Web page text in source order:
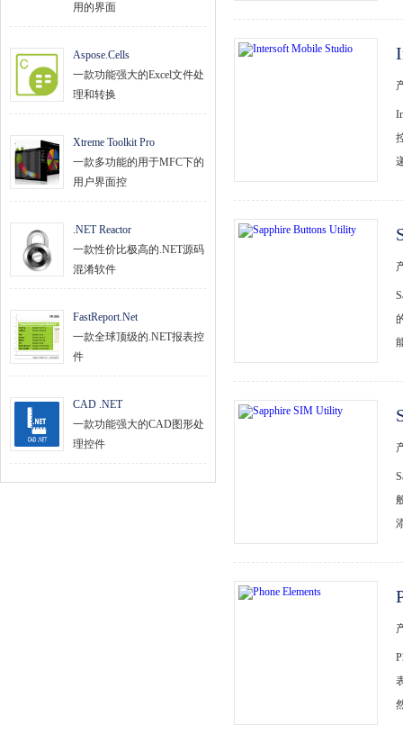
用的界面
Aspose.Cells
一款功能强大的Excel文件处
理和转换
Xtreme Toolkit Pro
一款多功能的用于MFC下的
用户界面控
.NET Reactor
一款性价比极高的.NET源码
混淆软件
FastReport.Net
一款全球顶级的.NET报表控
件
CAD .NET
一款功能强大的CAD图形处
理控件